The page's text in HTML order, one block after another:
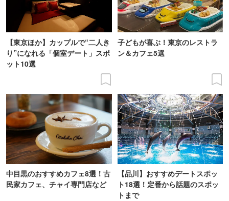
【東京ほか】カップルで“二人き
り”になれる「個室デート」スポ
ット10選
子どもが喜ぶ！東京のレストラ
ン＆カフェ5選
中目黒のおすすめカフェ8選！古
民家カフェ、チャイ専門店など
【品川】おすすめデートスポッ
ト18選！定番から話題のスポッ
トまで